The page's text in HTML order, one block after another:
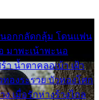
นอกกลัดกลุ้ม โดนแฟน
มาพะเน้าพะนอ
า น้ำตาคลอเบ้า เฝ้า
องระรวย บัวทองโศก
ง เมื่อรักห่างร้างไกล